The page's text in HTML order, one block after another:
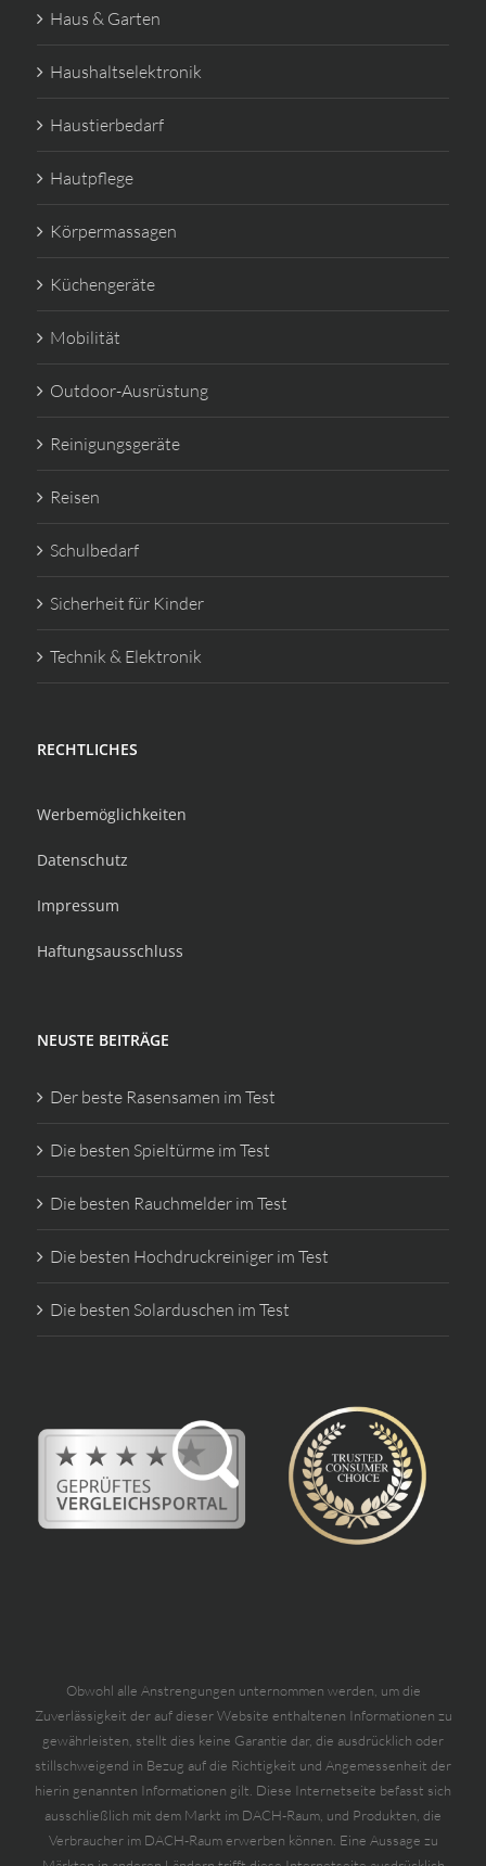
Haus & Garten
Haushaltselektronik
Haustierbedarf
Hautpflege
Körpermassagen
Küchengeräte
Mobilität
Outdoor-Ausrüstung
Reinigungsgeräte
Reisen
Schulbedarf
Sicherheit für Kinder
Technik & Elektronik
RECHTLICHES
Werbemöglichkeiten
Datenschutz
Impressum
Haftungsausschluss
NEUSTE BEITRÄGE
Der beste Rasensamen im Test
Die besten Spieltürme im Test
Die besten Rauchmelder im Test
Die besten Hochdruckreiniger im Test
Die besten Solarduschen im Test
Obwohl alle Anstrengungen unternommen werden, um die
Zuverlässigkeit der auf dieser Website enthaltenen Informationen zu
gewährleisten, stellt dies keine Garantie dar, die ausdrücklich oder
stillschweigend in Bezug auf die Richtigkeit und Angemessenheit der
hierin genannten Informationen gilt. Diese Internetseite befasst sich
ausschließlich mit dem Markt im DACH-Raum, und Produkten, die
Verbraucher im DACH-Raum erwerben können. Eine Aussage zu